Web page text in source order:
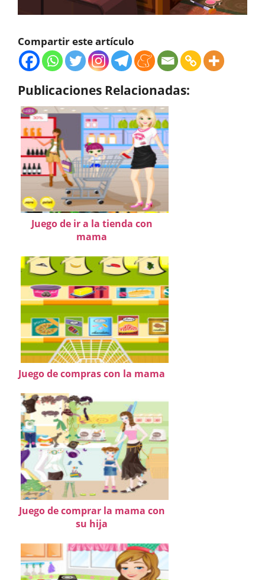
Compartir este artículo
Publicaciones Relacionadas:
Juego de ir a la tienda con
mama
Juego de compras con la mama
Juego de comprar la mama con
su hija